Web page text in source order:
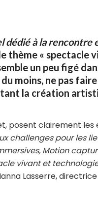
dédié à la rencontre
thème « spectacle
un peu figé
moins, ne pas
la création
posent clairement les
challenges pour les
Motion
vivant et
Lasserre,